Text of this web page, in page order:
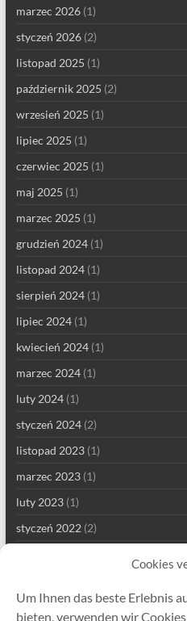
Cookies
Um Ihnen das beste Erlebnis
bieten, verwenden wir
marzec 2026(1)
styczeń 2026(2)
listopad 2025 (1)
październik 2025 (2)
wrzesień 2025 (1)
lipiec 2025 (1)
czerwiec 2025 (1)
maj 2025 (1)
marzec 2025 (1)
grudzień 2024(1)
listopad 2024(1)
sierpień 2024(1)
lipiec 2024(1)
kwiecień 2024(1)
marzec 2024(1)
luty 2024(1)
styczeń 2024(2)
listopad 2023(1)
marzec 2023(1)
luty 2023(1)
styczeń 2022(2)
sierpień 2021(4)